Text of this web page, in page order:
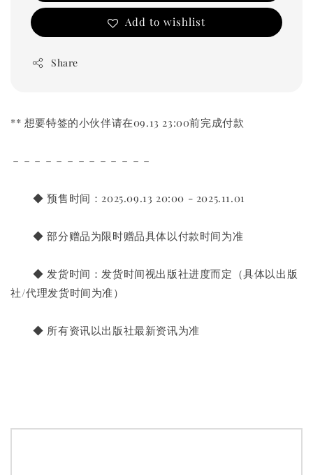
Add to wishlist
Share
** 想要特签的小伙伴请在09.13 23:00前完成付款
－－－－－－－－－－－－－
◆ 预售时间：2025.09.13 20:00 - 2025.11.01
◆ 部分赠品为限时赠品具体以付款时间为准
◆ 发货时间：发货时间视出版社进度而定（具体以出版
社/代理发货时间为准）
◆ 所有资讯以出版社最新资讯为准